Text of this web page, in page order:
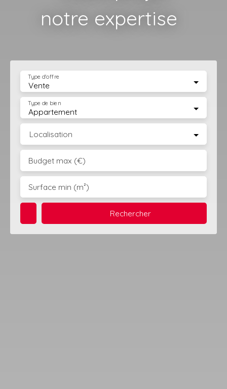
notre expertise
Vente
Type d'offre
Appartement
Type de bien
Localisation
Budget max (€)
Surface min (m²)
Rechercher